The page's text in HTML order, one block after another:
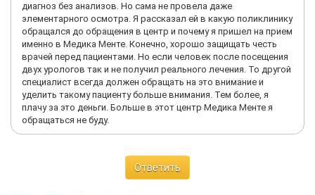
диагноз без анализов. Но сама не провела даже
элементарного осмотра. Я рассказал ей в какую поликлинику
обращался до обращения в центр и почему я пришел на прием
именно в Медика Менте. Конечно, хорошо защищать честь
врачей перед пациентами. Но если человек после посещения
двух урологов так и не получил реального лечения. То другой
специалист всегда должен обращать на это внимание и
уделить такому пациенту больше внимания. Тем более, я
плачу за это деньги. Больше в этот центр Медика Менте я
обращаться не буду.
Ответить